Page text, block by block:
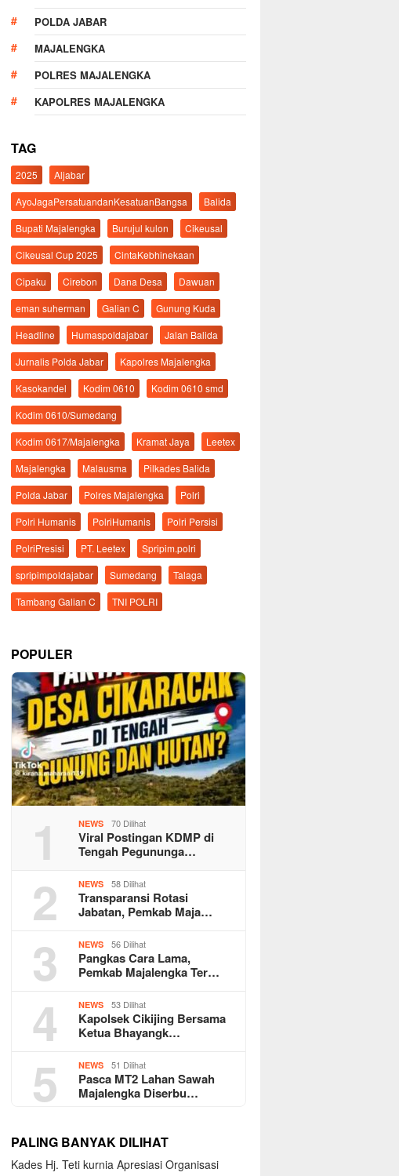
POLDA JABAR
MAJALENGKA
POLRES MAJALENGKA
KAPOLRES MAJALENGKA
TAG
2025
Aljabar
AyoJagaPersatuandanKesatuanBangsa
Balida
Bupati Majalengka
Burujul kulon
Cikeusal
Cikeusal Cup 2025
CintaKebhinekaan
Cipaku
Cirebon Dana Desa
Dawuan
eman suherman
Galian C
Gunung Kuda
Headline
Humaspoldajabar
Jalan Balida
Jurnalis Polda Jabar
Kapolres Majalengka
Kasokandel
Kodim 0610
Kodim 0610 smd
Kodim 0610/Sumedang
Kodim 0617/Majalengka
Kramat Jaya
Leetex
Majalengka
Malausma
Pilkades Balida
Polda Jabar
Polres Majalengka
Polri
Polri Humanis
PolriHumanis
Polri Persisi
PolriPresisi
PT. Leetex
Spripim.polri
spripimpoldajabar
Sumedang
Talaga
Tambang Galian C
TNI POLRI
POPULER
1 NEWS 70 Dilihat
Viral Postingan KDMP di
Tengah Pegununga…
2 NEWS 58 Dilihat
Transparansi Rotasi
Jabatan, Pemkab Maja…
3 NEWS 56 Dilihat
Pangkas Cara Lama,
Pemkab Majalengka Ter…
4 NEWS 53 Dilihat
Kapolsek Cikijing Bersama
Ketua Bhayangk…
5 NEWS 51 Dilihat
Pasca MT2 Lahan Sawah
Majalengka Diserbu…
PALING BANYAK DILIHAT
Kades Hj. Teti kurnia Apresiasi Organisasi